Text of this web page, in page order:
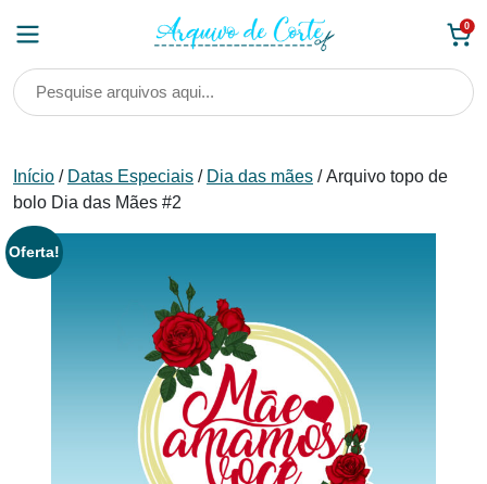
0
Início / Datas Especiais / Dia das mães / Arquivo topo de
bolo Dia das Mães #2
Oferta!